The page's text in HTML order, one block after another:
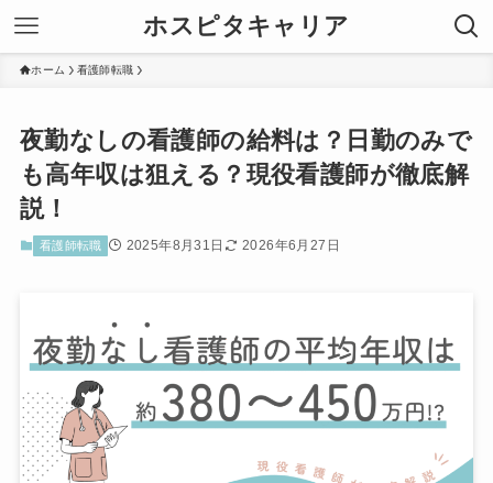
ホスピタキャリア
ホーム 看護師転職
夜勤なしの看護師の給料は？日勤のみで
も高年収は狙える？現役看護師が徹底解
説！
看護師転職 2025年8月31日 2026年6月27日